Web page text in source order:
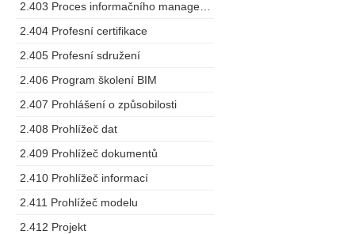
2.404 Profesní certifikace
2.405 Profesní sdružení
2.406 Program školení BIM
2.407 Prohlášení o způsobilosti
2.408 Prohlížeč dat
2.409 Prohlížeč dokumentů
2.410 Prohlížeč informací
2.411 Prohlížeč modelu
2.412 Projekt